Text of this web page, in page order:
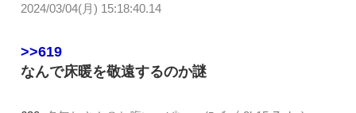
2024/03/04(月) 15:18:40.14
>>619
なんで床暖を敬遠するのか謎